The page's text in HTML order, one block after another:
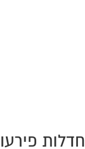
חדלות